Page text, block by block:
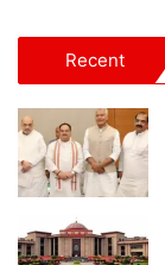
Recent